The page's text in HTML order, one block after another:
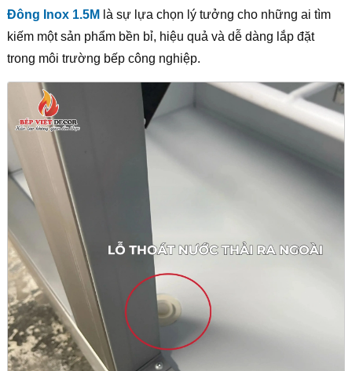
Đông Inox 1.5M là sự lựa chọn lý tưởng cho những ai tìm
kiếm một sản phẩm bền bỉ, hiệu quả và dễ dàng lắp đặt
trong môi trường bếp công nghiệp.